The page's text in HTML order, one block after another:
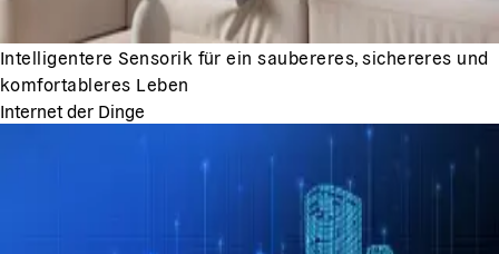
Intelligentere Sensorik für ein saubereres, sichereres und
komfortableres Leben
Internet der Dinge